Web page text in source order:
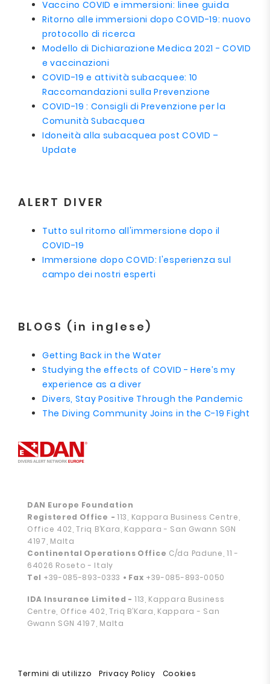
Vaccino COVID e immersioni: linee guida
Ritorno alle immersioni dopo COVID-19: nuovo
protocollo di ricerca
Modello di Dichiarazione Medica 2021 - COVID
e vaccinazioni
COVID-19 e attività subacquee: 10
Raccomandazioni sulla Prevenzione
COVID-19 : Consigli di Prevenzione per la
Comunità Subacquea
Idoneità alla subacquea post COVID –
Update
ALERT DIVER
Tutto sul ritorno all'immersione dopo il
COVID-19
Immersione dopo COVID: l'esperienza sul
campo dei nostri esperti
BLOGS (in inglese)
Getting Back in the Water
Studying the effects of COVID - Here’s my
experience as a diver
Divers, Stay Positive Through the Pandemic
The Diving Community Joins in the C-19 Fight
DAN Europe Foundation
Registered Office -113, Kappara Business Centre,
Office 402, Triq B’Kara, Kappara - San Gwann SGN
4197, Malta
Continental Operations Office C/da Padune, 11 -
64026 Roseto - Italy
Tel +39-085-893-0333 • Fax +39-085-893-0050
IDA Insurance Limited - 113, Kappara Business
Centre, Office 402, Triq B’Kara, Kappara - San
Gwann SGN 4197, Malta
Termini di utilizzo Privacy Policy
Cookies